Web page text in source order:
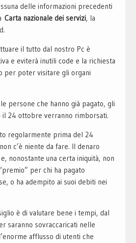
delle informazioni precedenti
Carta nazionale dei servizi, la
il tutto dal nostro Pc è
e eviterà inutili code e la richiesta
per poter visitare gli organi
persone che hanno già pagato, gli
24 ottobre verranno rimborsati.
regolarmente prima del 24
c’è niente da fare. Il denaro
nonostante una certa iniquità, non
per chi ha pagato
o ha adempito ai suoi debiti nei
è di valutare bene i tempi, dal
saranno sovraccaricati nelle
afflusso di utenti che